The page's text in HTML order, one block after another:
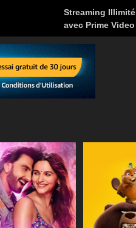
Streaming Illimité
avec Prime Video